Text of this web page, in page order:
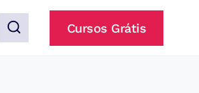
Cursos Grátis